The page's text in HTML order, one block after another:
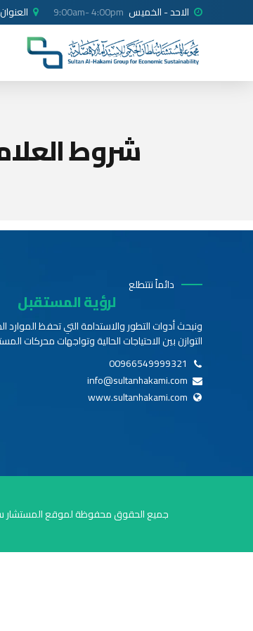
الاحد - الخميس 9:00am- 4:00pm العنوان
شروط
دائماً نتتطلع
لرؤية المستقبل
ونبحث أدوات التطور والاستدامة التي تحفظ الموارد
التوازن بين الاحتياجات الحالية وتواجهات محركات
00966549999321
info@sultanhakami.com
www.sultanhakami.com
جميع الحقوق محفوظة لموقع المستشار